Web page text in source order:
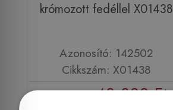
krómozott fedéllel X01438
Azonosító: 142502
Cikkszám: X01438
43 380 Ft